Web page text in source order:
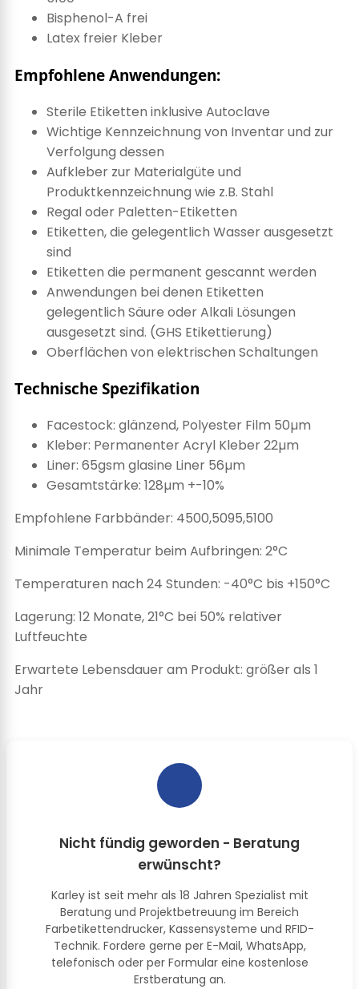
Bisphenol-A frei
Latex freier Kleber
Empfohlene Anwendungen:
Sterile Etiketten inklusive Autoclave
Wichtige Kennzeichnung von Inventar und zur
Verfolgung dessen
Aufkleber zur Materialgüte und
Produktkennzeichnung wie z.B. Stahl
Regal oder Paletten-Etiketten
Etiketten, die gelegentlich Wasser ausgesetzt
sind
Etiketten die permanent gescannt werden
Anwendungen bei denen Etiketten
gelegentlich Säure oder Alkali Lösungen
ausgesetzt sind. (GHS Etikettierung)
Oberflächen von elektrischen Schaltungen
Technische Spezifikation
Facestock: glänzend, Polyester Film 50µm
Kleber: Permanenter Acryl Kleber 22µm
Liner: 65gsm glasine Liner 56µm
Gesamtstärke: 128µm +-10%
Empfohlene Farbbänder: 4500,5095,5100
Minimale Temperatur beim Aufbringen: 2°C
Temperaturen nach 24 Stunden: -40°C bis +150°C
Lagerung: 12 Monate, 21°C bei 50% relativer
Luftfeuchte
Erwartete Lebensdauer am Produkt: größer als 1
Jahr
Nicht fündig geworden - Beratung
erwünscht?
Karley ist seit mehr als 18 Jahren Spezialist mit
Beratung und Projektbetreuung im Bereich
Farbetikettendrucker, Kassensysteme und RFID-
Technik. Fordere gerne per E-Mail, WhatsApp,
telefonisch oder per Formular eine kostenlose
Erstberatung an.